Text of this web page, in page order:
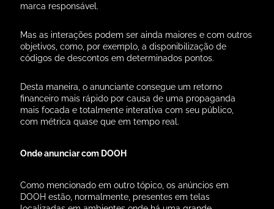
marca responsável.
Mas as interações podem ser ainda maiores e com outros
objetivos, como, por exemplo, a disponibilização de
códigos de descontos em determinados pontos.
Desta maneira, o anunciante consegue um retorno
financeiro mais rápido por causa de uma propaganda
mais focada e totalmente interativa com seu público,
com métrica quase que em tempo real.
Onde anunciar com DOOH
Como mencionado em outro tópico, os anúncios em
DOOH estão, normalmente, presentes em telas